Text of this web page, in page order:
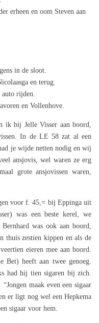
erheen en oom Steven aan
in de sloot.
en terug.
rijden.
en Vollenhove.
ik bij Jelle Visser aan boord,
In de LE 58 zat al een
je wijde netten nodig en wij
ansjovis, wel waren ze erg
grote ansjovissen waren,
voor f. 45,= bij Eppinga uit
was een beste kerel, we
was ook aan boord,
thuis zestien kippen en als de
eieren mee aan boord.
heeft aan twee genoeg.
had hij tien sigaren bij zich.
maak even een sigaar
er ligt nog wel een Hepkema
sigaar voor hem.